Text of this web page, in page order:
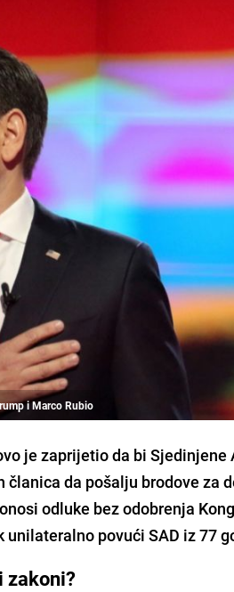
i Marco Rubio
je zaprijetio da bi
članica da pošalju brodove za
odluke bez odobrenja
povući SAD iz 77
zakoni?